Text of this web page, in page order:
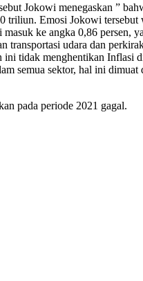
Jokowi menegaskan ”
triliun. Emosi Jokowi tersebut
ke angka 0,86 persen,
udara dan
ini tidak menghentikan Inflasi
semua sektor, hal ini dimuat
pada periode 2021 gagal.